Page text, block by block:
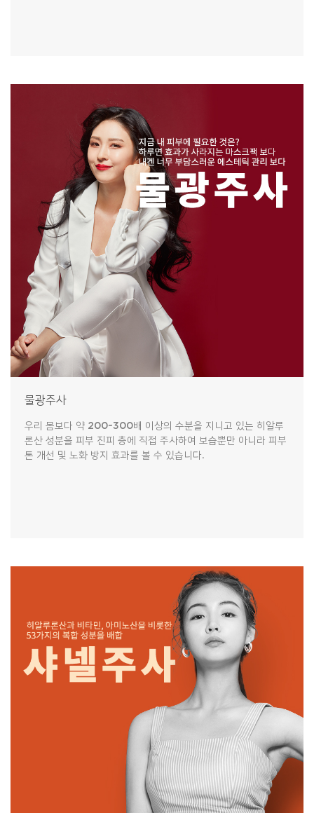
물광주사
우리 몸보다 약 200~300배 이상의 수분을 지니고 있는 히알루
론산 성분을 피부 진피 층에 직접 주사하여 보습뿐만 아니라 피부
톤 개선 및 노화 방지 효과를 볼 수 있습니다.